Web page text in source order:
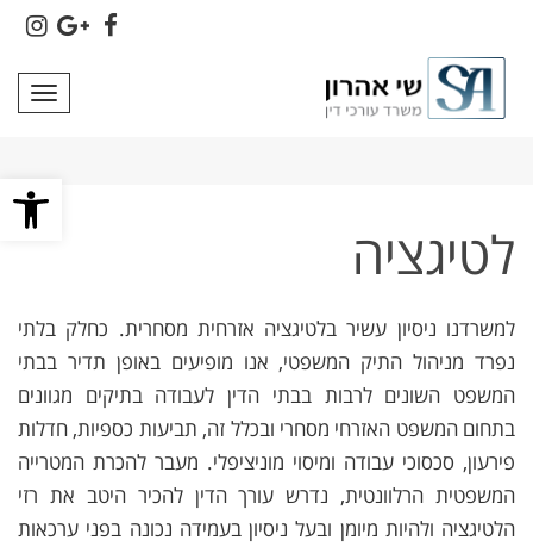
פתח
Facebook
Google+
לטיגציה
למשרדנו ניסיון עשיר בלטיגציה אזרחית מסחרית. כחלק בלתי
נפרד מניהול התיק המשפטי, אנו מופיעים באופן תדיר בבתי
המשפט השונים לרבות בבתי הדין לעבודה בתיקים מגוונים
בתחום המשפט האזרחי מסחרי ובכלל זה, תביעות כספיות, חדלות
פירעון, סכסוכי עבודה ומיסוי מוניציפלי. מעבר להכרת המטרייה
המשפטית הרלוונטית, נדרש עורך הדין להכיר היטב את רזי
הלטיגציה ולהיות מיומן ובעל ניסיון בעמידה נכונה בפני ערכאות